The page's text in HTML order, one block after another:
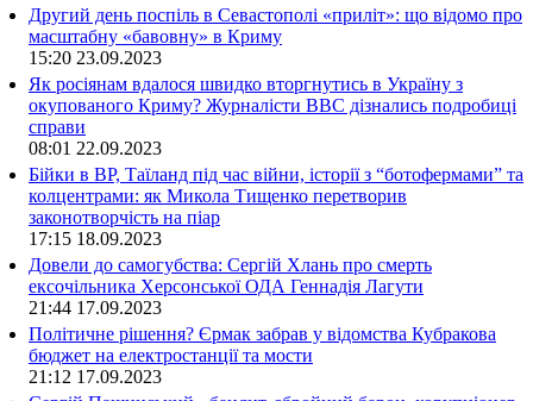
Другий день поспіль в Севастополі «приліт»: що відомо про
масштабну «бавовну» в Криму
15:20 23.09.2023
Як росіянам вдалося швидко вторгнутись в Україну з
окупованого Криму? Журналісти ВВС дізнались подробиці
справи
08:01 22.09.2023
Бійки в ВР, Таїланд під час війни, історії з “ботофермами” та
колцентрами: як Микола Тищенко перетворив
законотворчість на піар
17:15 18.09.2023
Довели до самогубства: Сергій Хлань про смерть
ексочільника Херсонської ОДА Геннадія Лагути
21:44 17.09.2023
Політичне рішення? Єрмак забрав у відомства Кубракова
бюджет на електростанції та мости
21:12 17.09.2023